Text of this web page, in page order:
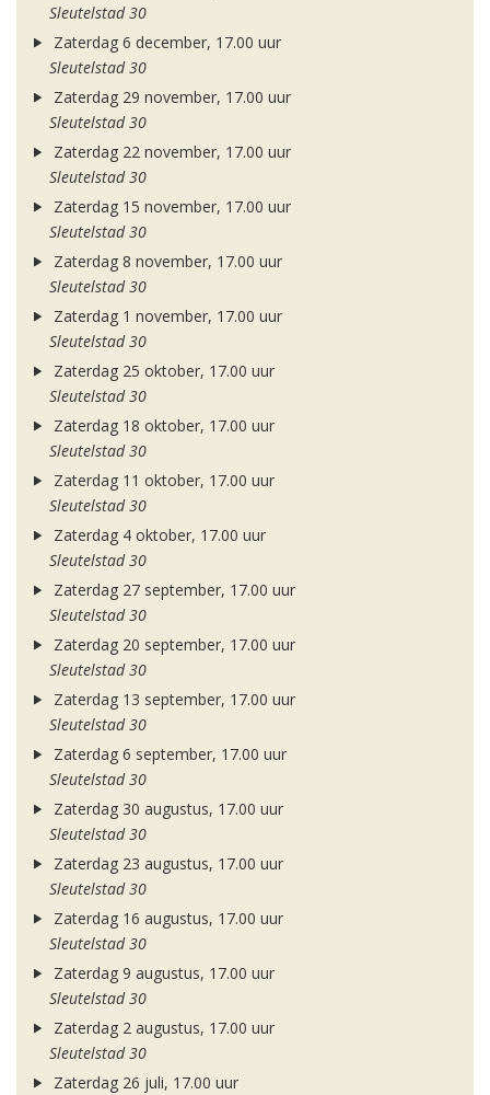
Sleutelstad 30
Zaterdag 6 december, 17.00 uur
Sleutelstad 30
Zaterdag 29 november, 17.00 uur
Sleutelstad 30
Zaterdag 22 november, 17.00 uur
Sleutelstad 30
Zaterdag 15 november, 17.00 uur
Sleutelstad 30
Zaterdag 8 november, 17.00 uur
Sleutelstad 30
Zaterdag 1 november, 17.00 uur
Sleutelstad 30
Zaterdag 25 oktober, 17.00 uur
Sleutelstad 30
Zaterdag 18 oktober, 17.00 uur
Sleutelstad 30
Zaterdag 11 oktober, 17.00 uur
Sleutelstad 30
Zaterdag 4 oktober, 17.00 uur
Sleutelstad 30
Zaterdag 27 september, 17.00 uur
Sleutelstad 30
Zaterdag 20 september, 17.00 uur
Sleutelstad 30
Zaterdag 13 september, 17.00 uur
Sleutelstad 30
Zaterdag 6 september, 17.00 uur
Sleutelstad 30
Zaterdag 30 augustus, 17.00 uur
Sleutelstad 30
Zaterdag 23 augustus, 17.00 uur
Sleutelstad 30
Zaterdag 16 augustus, 17.00 uur
Sleutelstad 30
Zaterdag 9 augustus, 17.00 uur
Sleutelstad 30
Zaterdag 2 augustus, 17.00 uur
Sleutelstad 30
Zaterdag 26 juli, 17.00 uur